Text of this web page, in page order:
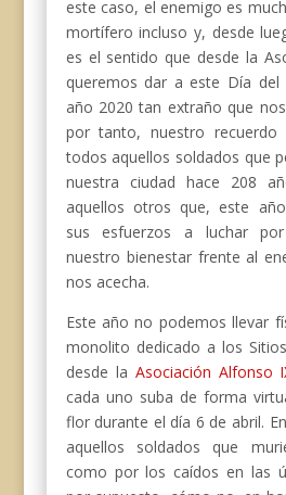
este caso, el enemigo es
mortífero incluso y, desde
es el sentido que desde la
queremos dar a este Día del
año 2020 tan extraño que
por tanto, nuestro
todos aquellos soldados que
nuestra ciudad hace 208
aquellos otros que, este
sus esfuerzos a luchar
nuestro bienestar frente al
nos acecha.
Este año no podemos llevar
monolito dedicado a los
desde la Asociación Alfonso
cada uno suba de forma
flor durante el día 6 de abril.
aquellos soldados que
como por los caídos en las